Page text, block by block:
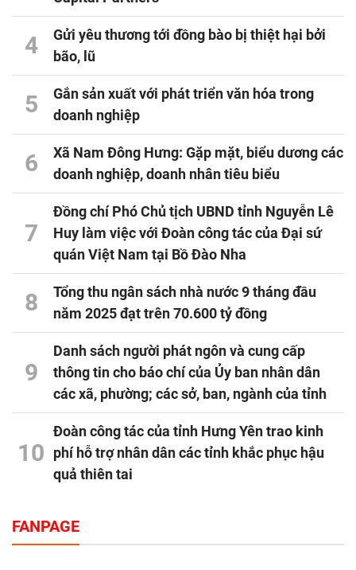
4
Gửi yêu thương tới đồng bào bị thiệt hại bởi
bão, lũ
5
Gắn sản xuất với phát triển văn hóa trong
doanh nghiệp
6
Xã Nam Đông Hưng: Gặp mặt, biểu dương các
doanh nghiệp, doanh nhân tiêu biểu
7
Đồng chí Phó Chủ tịch UBND tỉnh Nguyễn Lê
Huy làm việc với Đoàn công tác của Đại sứ
quán Việt Nam tại Bồ Đào Nha
8
Tổng thu ngân sách nhà nước 9 tháng đầu
năm 2025 đạt trên 70.600 tỷ đồng
9
Danh sách người phát ngôn và cung cấp
thông tin cho báo chí của Ủy ban nhân dân
các xã, phường; các sở, ban, ngành của tỉnh
10
Đoàn công tác của tỉnh Hưng Yên trao kinh
phí hỗ trợ nhân dân các tỉnh khắc phục hậu
quả thiên tai
FANPAGE